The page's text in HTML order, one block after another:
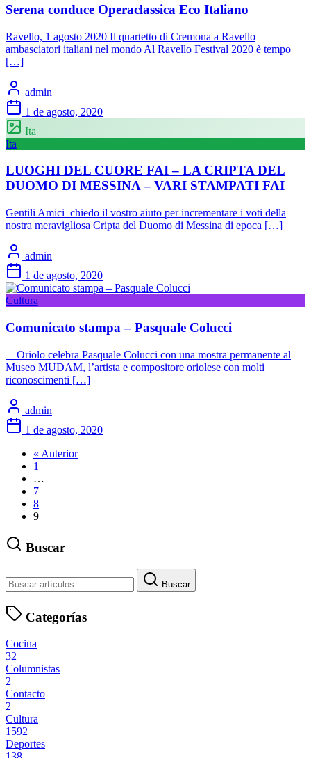
Serena conduce Operaclassica Eco Italiano
Ravello, 1 agosto 2020 Il quartetto di Cremona a Ravello
ambasciatori italiani nel mondo Al Ravello Festival 2020 è tempo
[…]
admin
1 de agosto, 2020
Ita
Ita
LUOGHI DEL CUORE FAI – LA CRIPTA DEL
DUOMO DI MESSINA – VARI STAMPATI FAI
Gentili Amici chiedo il vostro aiuto per incrementare i voti della
nostra meravigliosa Cripta del Duomo di Messina di epoca […]
admin
1 de agosto, 2020
Cultura
Comunicato stampa – Pasquale Colucci
Oriolo celebra Pasquale Colucci con una mostra permanente al
Museo MUDAM, l’artista e compositore oriolese con molti
riconoscimenti […]
admin
1 de agosto, 2020
« Anterior
1
…
7
8
9
Buscar
Buscar
Categorías
Cocina
32
Columnistas
2
Contacto
2
Cultura
1592
Deportes